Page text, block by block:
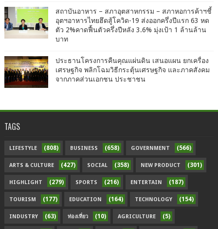
สถาบันอาหาร – สภาอุตสาหกรรม – สภาหอการค้าฯชี้
อุตฯอาหารไทยฮึดสู้โควิด-19 ส่งออกครึ่งปีแรก 63 หด
ตัว 2%คาดฟื้นตัวครึ่งปีหลัง 3.6% มุ่งเป้า 1 ล้านล้าน
บาท
ประธานโครงการคืนคุณแผ่นดิน เสนอแผน ยกเครื่อง
เศรษฐกิจ พลิกโฉมวิธีกระตุ้นเศรษฐกิจ และภาคสังคม
จากภาคส่วนเอกชน ประชาชน
TAGS
LIFESTYLE (808) BUSINESS (658) GOVERNMENT (566)
ARTS & CULTURE (427) SOCIAL (358) NEW PRODUCT (301)
HIGHLIGHT (279) SPORTS (216) ENTERTAIN (187)
TOURISM (177) EDUCATION (164) TECHNOLOGY (154)
INDUSTRY (63) ท่องเที่ยว (10) AGRICULTURE (5)